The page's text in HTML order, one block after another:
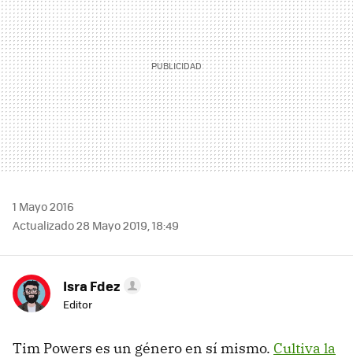
1 Mayo 2016
Actualizado 28 Mayo 2019, 18:49
Isra Fdez
Editor
Tim Powers es un género en sí mismo. Cultiva la